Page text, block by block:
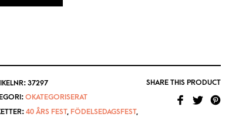
37297
OKATEGORISERAT
40 ÅRS FEST, FÖDELSEDAGSFEST,
SHARE THIS PRODUCT